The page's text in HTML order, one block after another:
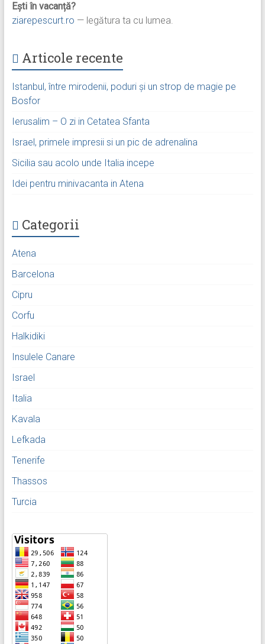
Ești în vacanță?
ziarepescurt.ro — legătura ta cu lumea.
Articole recente
Istanbul, între mirodenii, poduri și un strop de magie pe
Bosfor
Ierusalim – O zi in Cetatea Sfanta
Israel, primele impresii si un pic de adrenalina
Sicilia sau acolo unde Italia incepe
Idei pentru minivacanta in Atena
Categorii
Atena
Barcelona
Cipru
Corfu
Halkidiki
Insulele Canare
Israel
Italia
Kavala
Lefkada
Tenerife
Thassos
Turcia